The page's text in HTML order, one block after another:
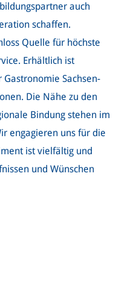
auch
schaffen.
Quelle für höchste
Erhältlich ist
Sachsen-
Die Nähe zu den
Bindung stehen im
engagieren uns für die
ist vielfältig und
und Wünschen